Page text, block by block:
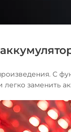
С
заменить